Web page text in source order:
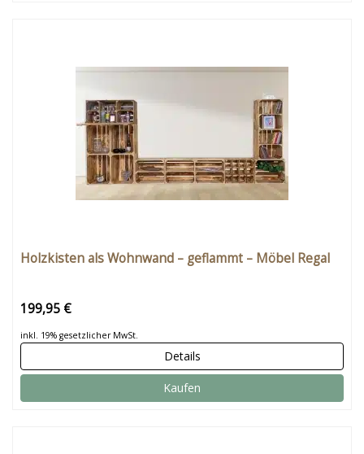
Holzkisten als Wohnwand – geflammt – Möbel Regal
199,95 €
inkl. 19% gesetzlicher MwSt.
Details
Kaufen